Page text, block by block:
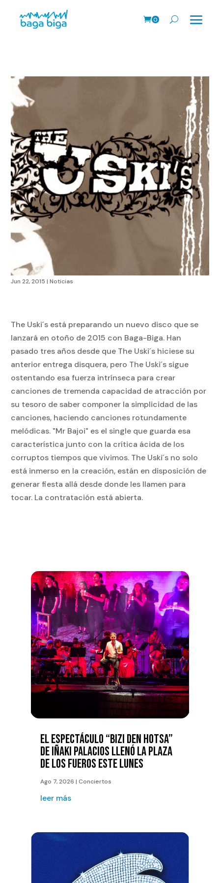
0
Jun 22, 2015 |Noticias
The Uski´s está preparando un nuevo disco que se
lanzará en otoño de 2015 con Baga-Biga. Han
pasado tres años desde que The Uski´s hiciese su
anterior entrega disquera, pero The Uski´s sigue
ostentando esa fuerza intrínseca para crear
canciones de tremenda capacidad de atracción por
su tesoro de saber componer la simplicidad de las
canciones, haciendo canciones rotundamente
melódicas. "Mr Bajoi" es el single que guarda esa
característica junto con la crítica ácida de los
corruptos tiempos que vivimos. The Uski´s no solo
está inmerso en la creación, están en disposición de
generar fiesta allá desde donde les llamen para
tocar. La contratación está abierta.
EL ESPECTÁCULO “BIZI DEN HOTSA”
DE IÑAKI PALACIOS LLENÓ LA PLAZA
DE LOS FUEROS ESTE LUNES
Ago 7, 2026 | Conciertos
leer más